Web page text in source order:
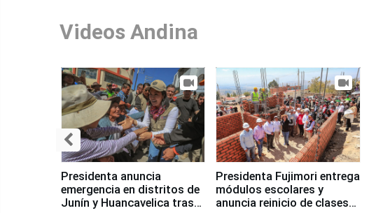
Videos Andina
Presidenta anuncia
emergencia en distritos de
Junín y Huancavelica tras
Presidenta Fujimori entrega
módulos escolares y
anuncia reinicio de clases